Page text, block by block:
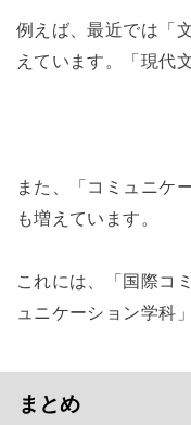
例えば、最近では「
えています。「現代
また、「コミュニケ
も増えています。
これには、「国際コ
ュニケーション学科
まとめ